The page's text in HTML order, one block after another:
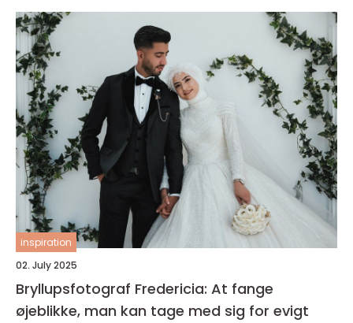
inspiration
02. July 2025
Bryllupsfotograf Fredericia: At fange
øjeblikke, man kan tage med sig for evigt